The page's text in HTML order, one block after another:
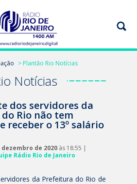
> Plantão Rio Notícias
Notícias
dos servidores da
Rio não tem
receber o 13º salário
dezembro de 2020 às 18:55 |
Rádio Rio de Janeiro
da Prefeitura do Rio de